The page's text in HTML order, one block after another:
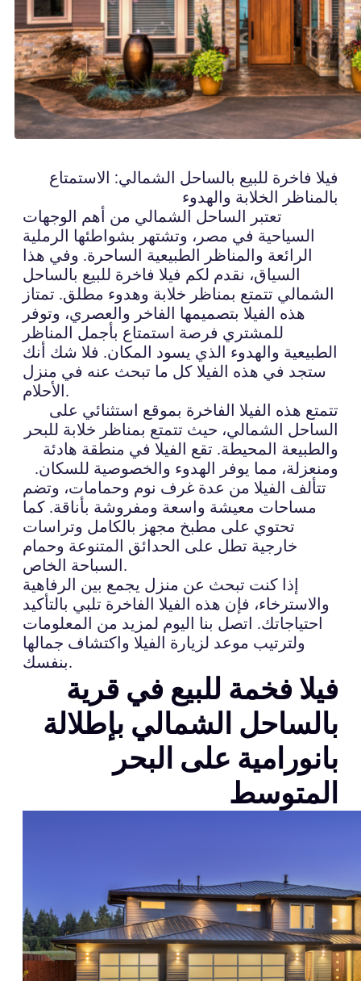
فيلا فاخرة للبيع بالساحل الشمالي: الاستمتاع
بالمناظر الخلابة والهدوء
تعتبر الساحل الشمالي من أهم الوجهات
السياحية في مصر، وتشتهر بشواطئها الرملية
الرائعة والمناظر الطبيعية الساحرة. وفي هذا
السياق، نقدم لكم فيلا فاخرة للبيع بالساحل
الشمالي تتمتع بمناظر خلابة وهدوء مطلق. تمتاز
هذه الفيلا بتصميمها الفاخر والعصري، وتوفر
للمشتري فرصة استمتاع بأجمل المناظر
الطبيعية والهدوء الذي يسود المكان. فلا شك أنك
ستجد في هذه الفيلا كل ما تبحث عنه في منزل
الأحلام.
تتمتع هذه الفيلا الفاخرة بموقع استثنائي على
الساحل الشمالي، حيث تتمتع بمناظر خلابة للبحر
والطبيعة المحيطة. تقع الفيلا في منطقة هادئة
ومنعزلة، مما يوفر الهدوء والخصوصية للسكان.
تتألف الفيلا من عدة غرف نوم وحمامات، وتضم
مساحات معيشة واسعة ومفروشة بأناقة. كما
تحتوي على مطبخ مجهز بالكامل وتراسات
خارجية تطل على الحدائق المتنوعة وحمام
السباحة الخاص.
إذا كنت تبحث عن منزل يجمع بين الرفاهية
والاسترخاء، فإن هذه الفيلا الفاخرة تلبي بالتأكيد
احتياجاتك. اتصل بنا اليوم لمزيد من المعلومات
ولترتيب موعد لزيارة الفيلا واكتشاف جمالها
بنفسك.
فيلا فخمة للبيع في قرية
بالساحل الشمالي بإطلالة
بانورامية على البحر
المتوسط